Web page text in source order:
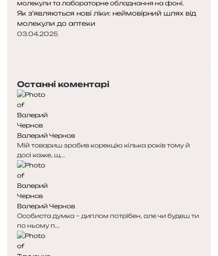
Як з’являються нові ліки: неймовірний шлях від
молекули до аптеки
03.04.2025
р
е
д
н
я
с
т
о
р
і
н
к
а
т
у
п
н
а
с
т
о
р
і
н
к
а
Останні коментарі
Валерий Чернов
Мій товариш зробив корекцію кілька років тому й
досі каже, щ...
Валерий Чернов
Особиста думка – диплом потрібен, але чи будеш ти
по ньому п...